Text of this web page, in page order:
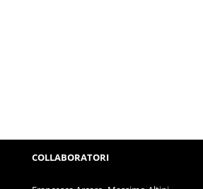
COLLABORATORI